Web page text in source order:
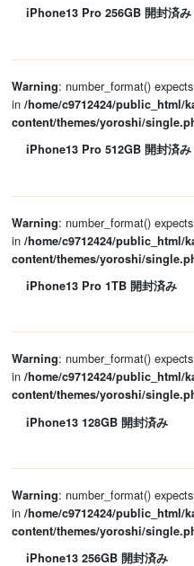
iPhone13 Pro 256GB 開封済み
Warning: number_format()
in /home/c9712424/public_html/
content/themes/yoroshi/
iPhone13 Pro 512GB 開封済み
Warning: number_format()
in /home/c9712424/public_html/
content/themes/yoroshi/
iPhone13 Pro 1TB 開封済み
Warning: number_format()
in /home/c9712424/public_html/
content/themes/yoroshi/
iPhone13 128GB 開封済み
Warning: number_format()
in /home/c9712424/public_html/
content/themes/yoroshi/
iPhone13 256GB 開封済み